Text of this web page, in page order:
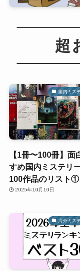
超
国内ミス
【1冊〜100冊】面
すめ国内ミステリ
100作品のリスト①
2025年10月10日
海外ミス